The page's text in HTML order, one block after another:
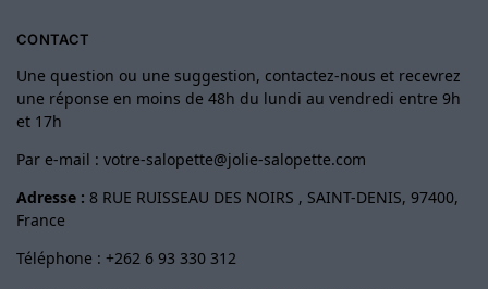
CONTACT
Une question ou une suggestion, contactez-nous et recevrez
une réponse en moins de 48h du lundi au vendredi entre 9h
et 17h
Par e-mail : votre-salopette@jolie-salopette.com
Adresse : 8 RUE RUISSEAU DES NOIRS , SAINT-DENIS, 97400,
France
Téléphone : +262 6 93 330 312